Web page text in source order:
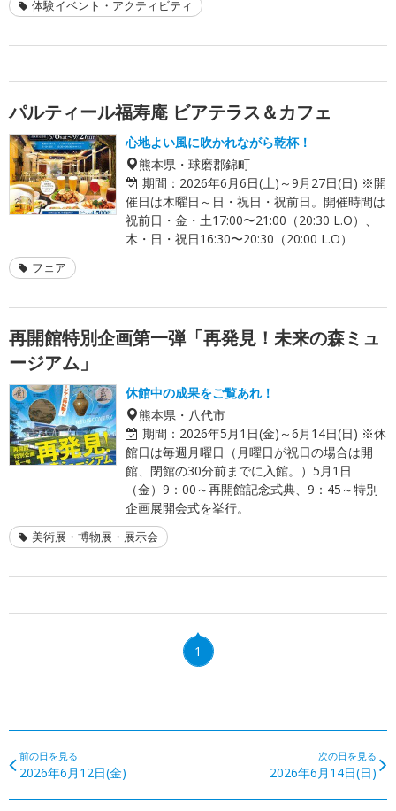
体験イベント・アクティビティ
パルティール福寿庵 ビアテラス＆カフェ
心地よい風に吹かれながら乾杯！
熊本県・球磨郡錦町
期間： 2026年6月6日(土)～9月27日(日) ※開
催日は木曜日～日・祝日・祝前日。開催時間は
祝前日・金・土17:00〜21:00（20:30 L.O）、
木・日・祝日16:30〜20:30（20:00 L.O）
フェア
再開館特別企画第一弾「再発見！未来の森ミュ
ージアム」
休館中の成果をご覧あれ！
熊本県・八代市
期間： 2026年5月1日(金)～6月14日(日) ※休
館日は毎週月曜日（月曜日が祝日の場合は開
館、閉館の30分前までに入館。）5月1日
（金）9：00～再開館記念式典、9：45～特別
企画展開会式を挙行。
美術展・博物展・展示会
1
前の日を見る
2026年6月12日(金)
次の日を見る
2026年6月14日(日)